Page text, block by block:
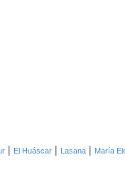
| El Huáscar | Lasana | María